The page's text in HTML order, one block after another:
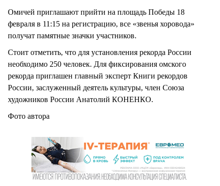
Омичей приглашают прийти на площадь Победы 18
февраля в 11:15 на регистрацию, все «звенья хоровода»
получат памятные значки участников.
Стоит отметить, что для установления рекорда России
необходимо 250 человек. Для фиксирования омского
рекорда приглашен главный эксперт Книги рекордов
России, заслуженный деятель культуры, член Союза
художников России Анатолий КОНЕНКО.
Фото автора